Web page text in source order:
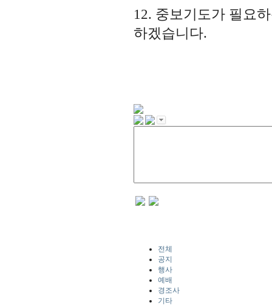
12. 중보기도가 필요
하겠습니다.
전체
공지
행사
예배
경조사
기타